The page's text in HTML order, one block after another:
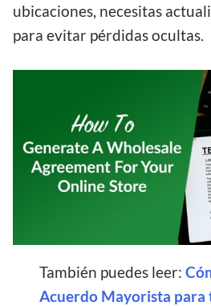
ubicaciones, necesitas
para evitar pérdidas ocultas.
También puedes leer:
Acuerdo Mayorista para